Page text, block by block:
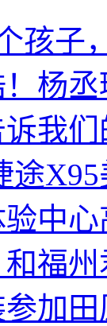
孩子
杨
我
途
中
福
加